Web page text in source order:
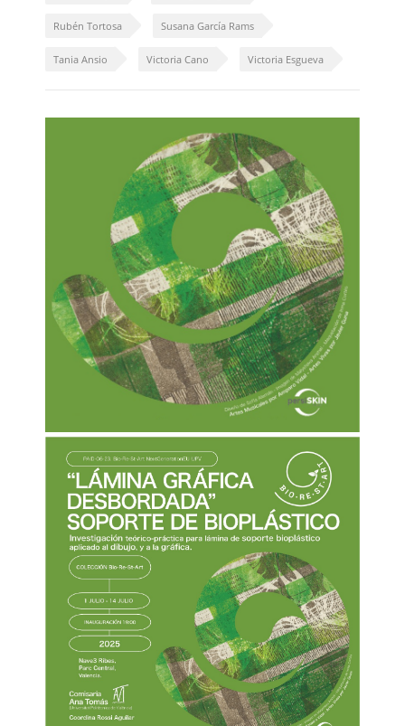
Rubén Tortosa Susana García Rams
Tania Ansio Victoria Cano Victoria Esgueva